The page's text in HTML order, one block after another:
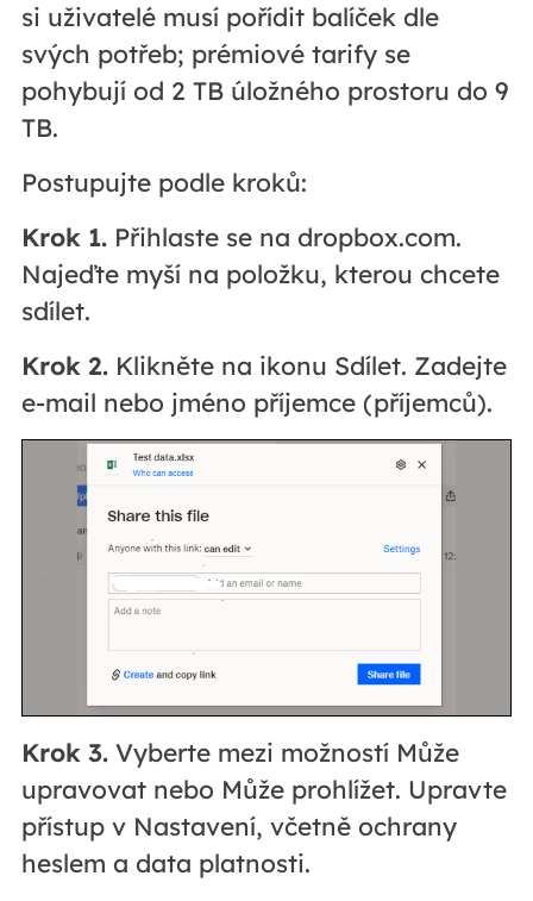
si uživatelé musí pořídit balíček dle
svých potřeb; prémiové tarify se
pohybují od 2 TB úložného prostoru do 9
TB.
Postupujte podle kroků:
Krok 1.Přihlaste se na dropbox.com.
Najeďte myší na položku, kterou chcete
sdílet.
Krok 2.Klikněte na ikonu Sdílet. Zadejte
e-mail nebo jméno příjemce (příjemců).
Krok 3.Vyberte mezi možností Může
upravovat nebo Může prohlížet. Upravte
přístup v Nastavení, včetně ochrany
heslem a data platnosti.